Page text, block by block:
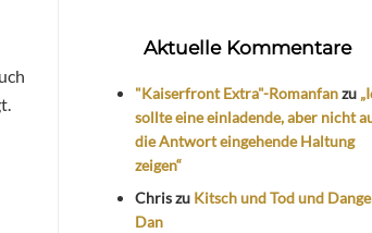
Aktuelle Kommentare
"Kaiserfront Extra"-Romanfanzu
sollte eine einladende, aber nicht
die Antwort eingehende Haltung
zeigen“
Chriszu Kitsch und Tod und
Dan